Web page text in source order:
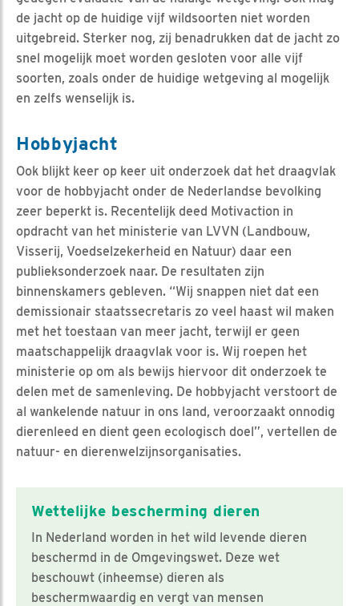
de jacht op de huidige vijf wildsoorten niet worden
uitgebreid. Sterker nog, zij benadrukken dat de jacht zo
snel mogelijk moet worden gesloten voor alle vijf
soorten, zoals onder de huidige wetgeving al mogelijk
en zelfs wenselijk is.
Hobbyjacht
Ook blijkt keer op keer uit onderzoek dat het draagvlak
voor de hobbyjacht onder de Nederlandse bevolking
zeer beperkt is. Recentelijk deed Motivaction in
opdracht van het ministerie van LVVN (Landbouw,
Visserij, Voedselzekerheid en Natuur) daar een
publieksonderzoek naar. De resultaten zijn
binnenskamers gebleven. “Wij snappen niet dat een
demissionair staatssecretaris zo veel haast wil maken
met het toestaan van meer jacht, terwijl er geen
maatschappelijk draagvlak voor is. Wij roepen het
ministerie op om als bewijs hiervoor dit onderzoek te
delen met de samenleving. De hobbyjacht verstoort de
al wankelende natuur in ons land, veroorzaakt onnodig
dierenleed en dient geen ecologisch doel”, vertellen de
natuur- en dierenwelzijnsorganisaties.
Wettelijke bescherming dieren
In Nederland worden in het wild levende dieren
beschermd in de Omgevingswet. Deze wet
beschouwt (inheemse) dieren als
beschermwaardig en vergt van mensen